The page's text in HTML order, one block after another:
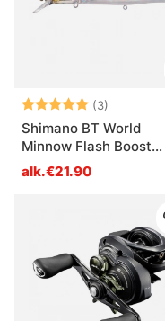
Arvio: (3)
5.0
Shimano BT World
Minnow Flash Boost
115mm 17g
alk.€21.90